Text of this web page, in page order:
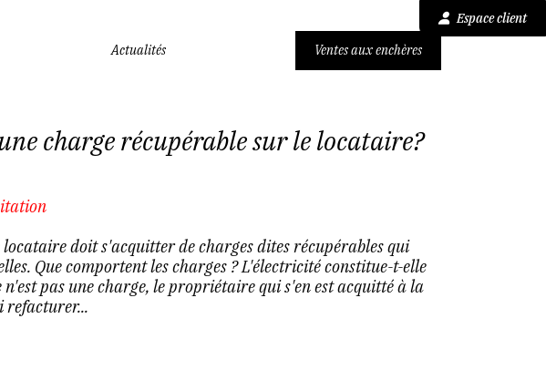
Espace client
Actualités Ventes aux enchères
charge récupérable sur le locataire?
locataire doit s'acquitter de charges dites récupérables qui
Que comportent les charges ? L'électricité constitue-t-elle
n'est pas une charge, le propriétaire qui s'en est acquitté à la
refacturer...